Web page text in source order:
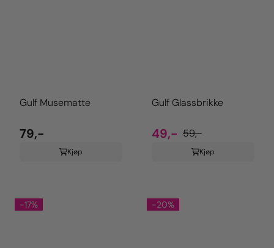
Gulf Musematte
79,-
Kjøp
Gulf Glassbrikke
49,- 59,-
Kjøp
-17% -20%